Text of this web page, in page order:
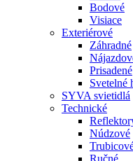
Bodové
Visiace
Exteriérové
Záhradné
Prisadené
Svetelné
SYVA svietidlá
Technické
Núdzové
Ručné